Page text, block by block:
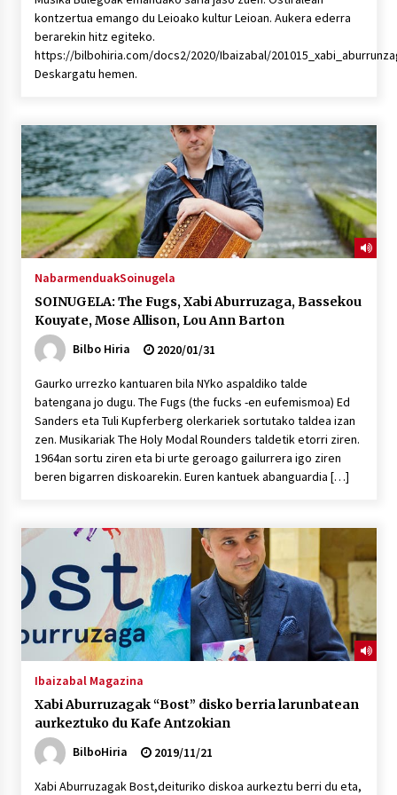
kontzertua emango du Leioako kultur Leioan. Aukera ederra
berarekin hitz egiteko.
https://bilbohiria.com/docs2/2020/Ibaizabal/
Deskargatu hemen.
NabarmenduakSoinugela
SOINUGELA: The Fugs, Xabi Aburruzaga, Bassekou
Kouyate, Mose Allison, Lou Ann Barton
Bilbo Hiria
2020/01/31
Gaurko urrezko kantuaren bila NYko aspaldiko talde
batengana jo dugu. The Fugs (the fucks -en eufemismoa) Ed
Sanders eta Tuli Kupferberg olerkariek sortutako taldea izan
zen. Musikariak The Holy Modal Rounders taldetik etorri ziren.
1964an sortu ziren eta bi urte geroago gailurrera igo ziren
beren bigarren diskoarekin. Euren kantuek abanguardia […]
Ibaizabal Magazina
Xabi Aburruzagak “Bost” disko berria larunbatean
aurkeztuko du Kafe Antzokian
BilboHiria
2019/11/21
Xabi Aburruzagak Bost,deituriko diskoa aurkeztu berri du eta,